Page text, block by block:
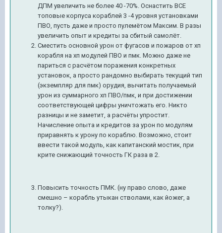
ДПМ увеличить не более 40 -70%. Оснастить ВСЕ
топовые корпуса кораблей 3 -4 уровня установками
ПВО, пусть даже и просто пулемётом Максим. В разы
увеличить опыт и кредиты за сбитый самолёт.
Сместить основной урон от фугасов и пожаров от хп
корабля на хп модулей ПВО и пмк. Можно даже не
париться с расчётом поражения конкретных
установок, а просто рандомно выбирать текущий тип
(экземпляр для пмк) орудия, вычитать получаемый
урон из суммарного хп ПВО/пмк, и при достижении
соответствующей цифры уничтожать его. Никто
разницы и не заметит, а расчёты упростит.
Начисление опыта и кредитов за урон по модулям
приравнять к урону по кораблю. Возможно, стоит
ввести такой модуль, как капитанский мостик, при
крите снижающий точность ГК раза в 2.
Повысить точность ПМК. (ну право слово, даже
смешно – корабль утыкан стволами, как йожег, а
толку?).